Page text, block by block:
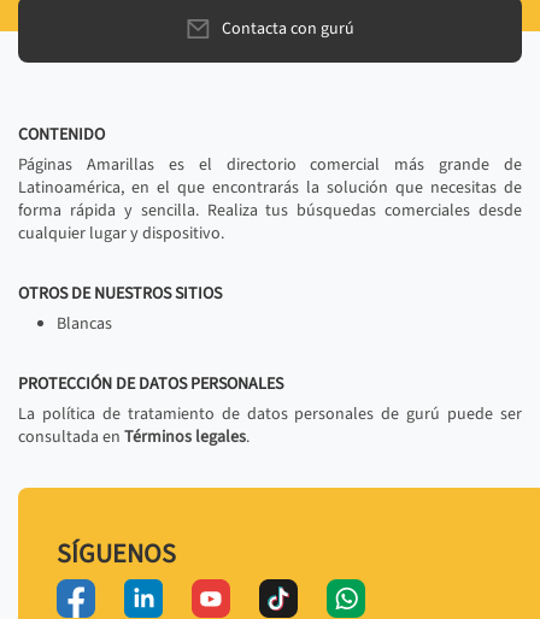
Contacta con gurú
CONTENIDO
Páginas Amarillas es el directorio comercial más grande de
Latinoamérica, en el que encontrarás la solución que necesitas de
forma rápida y sencilla. Realiza tus búsquedas comerciales desde
cualquier lugar y dispositivo.
OTROS DE NUESTROS SITIOS
Blancas
PROTECCIÓN DE DATOS PERSONALES
La política de tratamiento de datos personales de gurú puede ser
consultada en Términos legales.
SÍGUENOS